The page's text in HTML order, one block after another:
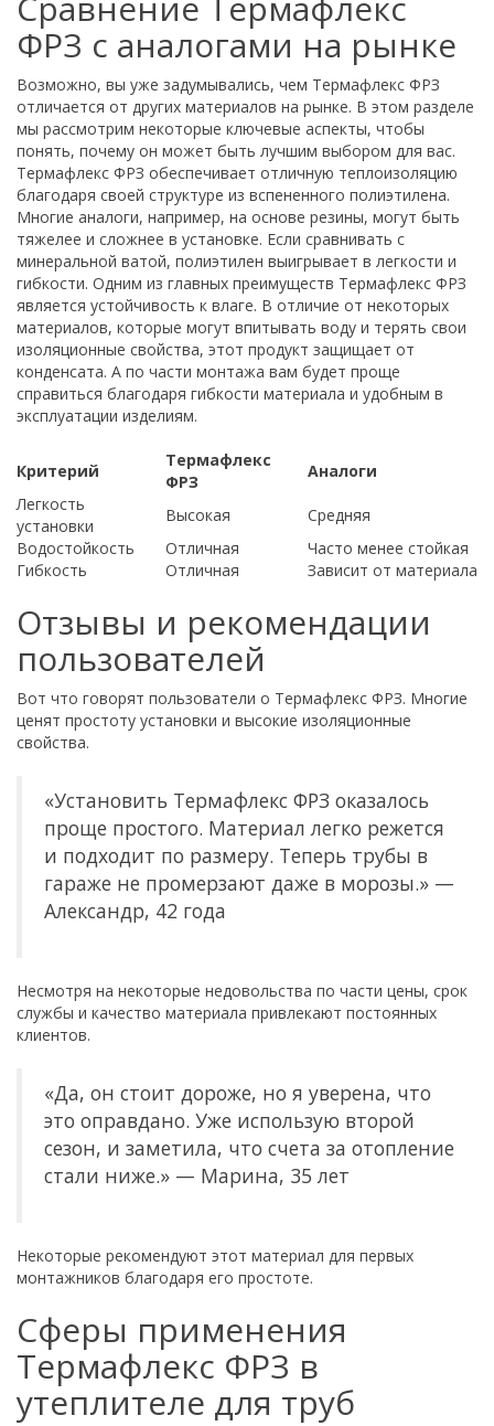
ФРЗ с аналогами на рынке
Возможно, вы уже задумывались, чем Термафлекс ФРЗ
отличается от других материалов на рынке. В этом разделе
мы рассмотрим некоторые ключевые аспекты, чтобы
понять, почему он может быть лучшим выбором для вас.
Термафлекс ФРЗ обеспечивает отличную теплоизоляцию
благодаря своей структуре из вспененного полиэтилена.
Многие аналоги, например, на основе резины, могут быть
тяжелее и сложнее в установке. Если сравнивать с
минеральной ватой, полиэтилен выигрывает в легкости и
гибкости. Одним из главных преимуществ Термафлекс ФРЗ
является устойчивость к влаге. В отличие от некоторых
материалов, которые могут впитывать воду и терять свои
изоляционные свойства, этот продукт защищает от
конденсата. А по части монтажа вам будет проще
справиться благодаря гибкости материала и удобным в
эксплуатации изделиям.
Критерий
Термафлекс
ФРЗ
Аналоги
Легкость
установки
Высокая
Средняя
Водостойкость
Отличная
Часто менее стойкая
Гибкость
Отличная Зависит от материала
Отзывы и рекомендации
пользователей
Вот что говорят пользователи о Термафлекс ФРЗ. Многие
ценят простоту установки и высокие изоляционные
свойства.
«Установить Термафлекс ФРЗ оказалось
проще простого. Материал легко режется
и подходит по размеру. Теперь трубы в
гараже не промерзают даже в морозы.» —
Александр, 42 года
Несмотря на некоторые недовольства по части цены, срок
службы и качество материала привлекают постоянных
клиентов.
«Да, он стоит дороже, но я уверена, что
это оправдано. Уже использую второй
сезон, и заметила, что счета за отопление
стали ниже.» — Марина, 35 лет
Некоторые рекомендуют этот материал для первых
монтажников благодаря его простоте.
Сферы применения
Термафлекс ФРЗ в
утеплителе для труб